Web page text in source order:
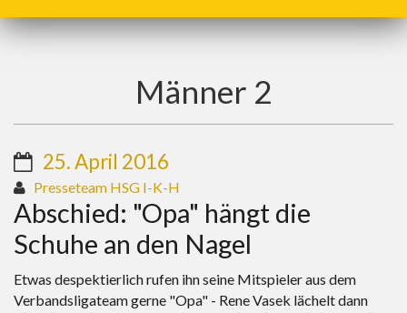
Männer 2
25. April 2016
Presseteam HSG I-K-H
Abschied: "Opa" hängt die
Schuhe an den Nagel
Etwas despektierlich rufen ihn seine Mitspieler aus dem
Verbandsligateam gerne "Opa" - Rene Vasek lächelt dann